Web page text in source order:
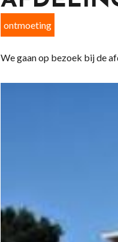
ontmoeting
We gaan op bezoek bij de